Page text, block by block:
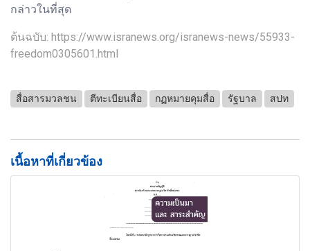
กล่าวในที่สุด
ต้นฉบับ: https://www.isranews.org/isranews-news/55933-
freedom0305601.html
สื่อสารมวลชน ตีทะเบียนสื่อ กฏหมายคุมสื่อ รัฐบาล สปท
เนื้อหาที่เกี่ยวข้อง